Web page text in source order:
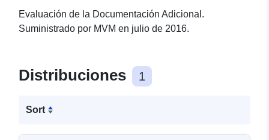
Evaluación de la Documentación Adicional.
Suministrado por MVM en julio de 2016.
Distribuciones 1
Sort